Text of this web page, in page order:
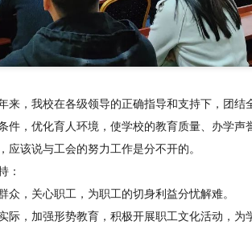
来， 我校在各级领导的正确指导和支持下，团结
件，优化育人环境，使学校的教育质量、办学声
应该说与工会的努力工作是分不开的。
：
众，关心职工，为职工的切身利益分忧解难。
际，加强形势教育，积极开展职工文化活动，为